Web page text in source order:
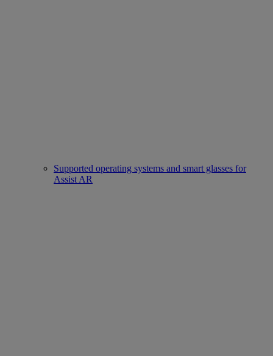
Supported operating systems and smart glasses for
Assist AR